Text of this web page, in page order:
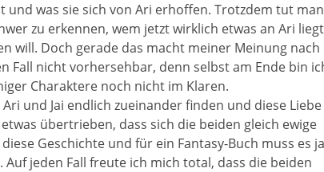
und was sie sich von Ari erhoffen. Trotzdem tut man
zu erkennen, wem jetzt wirklich etwas an Ari liegt
will. Doch gerade das macht meiner Meinung nach
Fall nicht vorhersehbar, denn selbst am Ende bin
Charaktere noch nicht im Klaren.
und Jai endlich zueinander finden und diese Liebe
übertrieben, dass sich die beiden gleich ewige
Geschichte und für ein Fantasy-Buch muss es ja
jeden Fall freute ich mich total, dass die beiden